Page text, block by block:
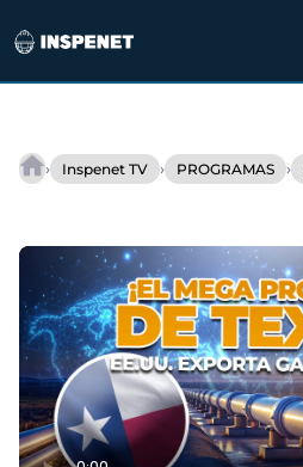
contenido
› Inspenet TV › PROGRAMAS ›
Sempra
para
abastecer
Port
Arthur
LNG